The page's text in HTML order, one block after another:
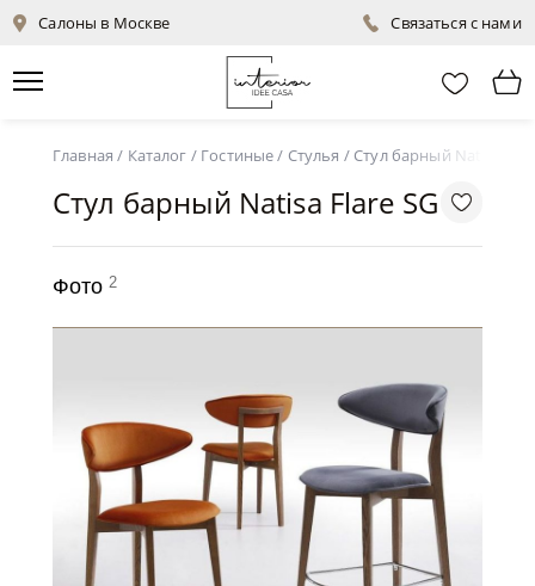
Салоны в Москве Связаться с нами
Главная / Каталог / Гостиные/ Стулья / Стул барный Natisa
Стул барный Natisa Flare SG
Фото 2